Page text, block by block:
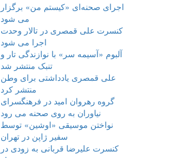
اجرای صحنه‌ای «کیستم من» برگزار
می شود
کنسرت علی قمصری در تالار وحدت
اجرا می شود
آلبوم «آسیمه سر» با نوازندگی تار و
تنبک منتشر شد
علی قمصری یادداشتی برای وطن
منتشر کرد
گروه رهروان امید در فرهنگسرای
نیاوران به روی صحنه می رود
نواختن موسیقی «اوشین» توسط
سفیر ژاپن در تهران
کنسرت علیرضا قربانی به زودی در